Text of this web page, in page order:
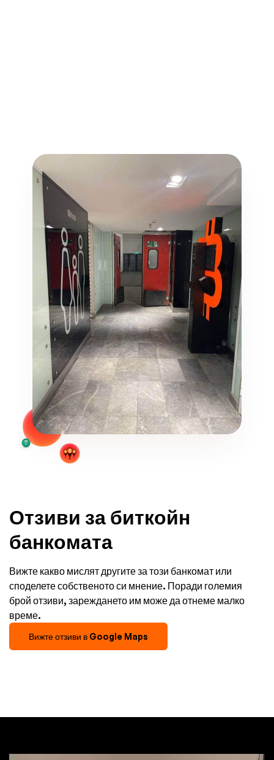
Отзиви за биткойн
банкомата
Вижте какво мислят другите за този банкомат или
споделете собственото си мнение. Поради големия
брой отзиви, зареждането им може да отнеме малко
време.
Вижте отзиви в Google Maps